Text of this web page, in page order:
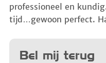
Werkwijze
Acties
professioneel en
tijd…gewoon perfect.
Bel mij terug